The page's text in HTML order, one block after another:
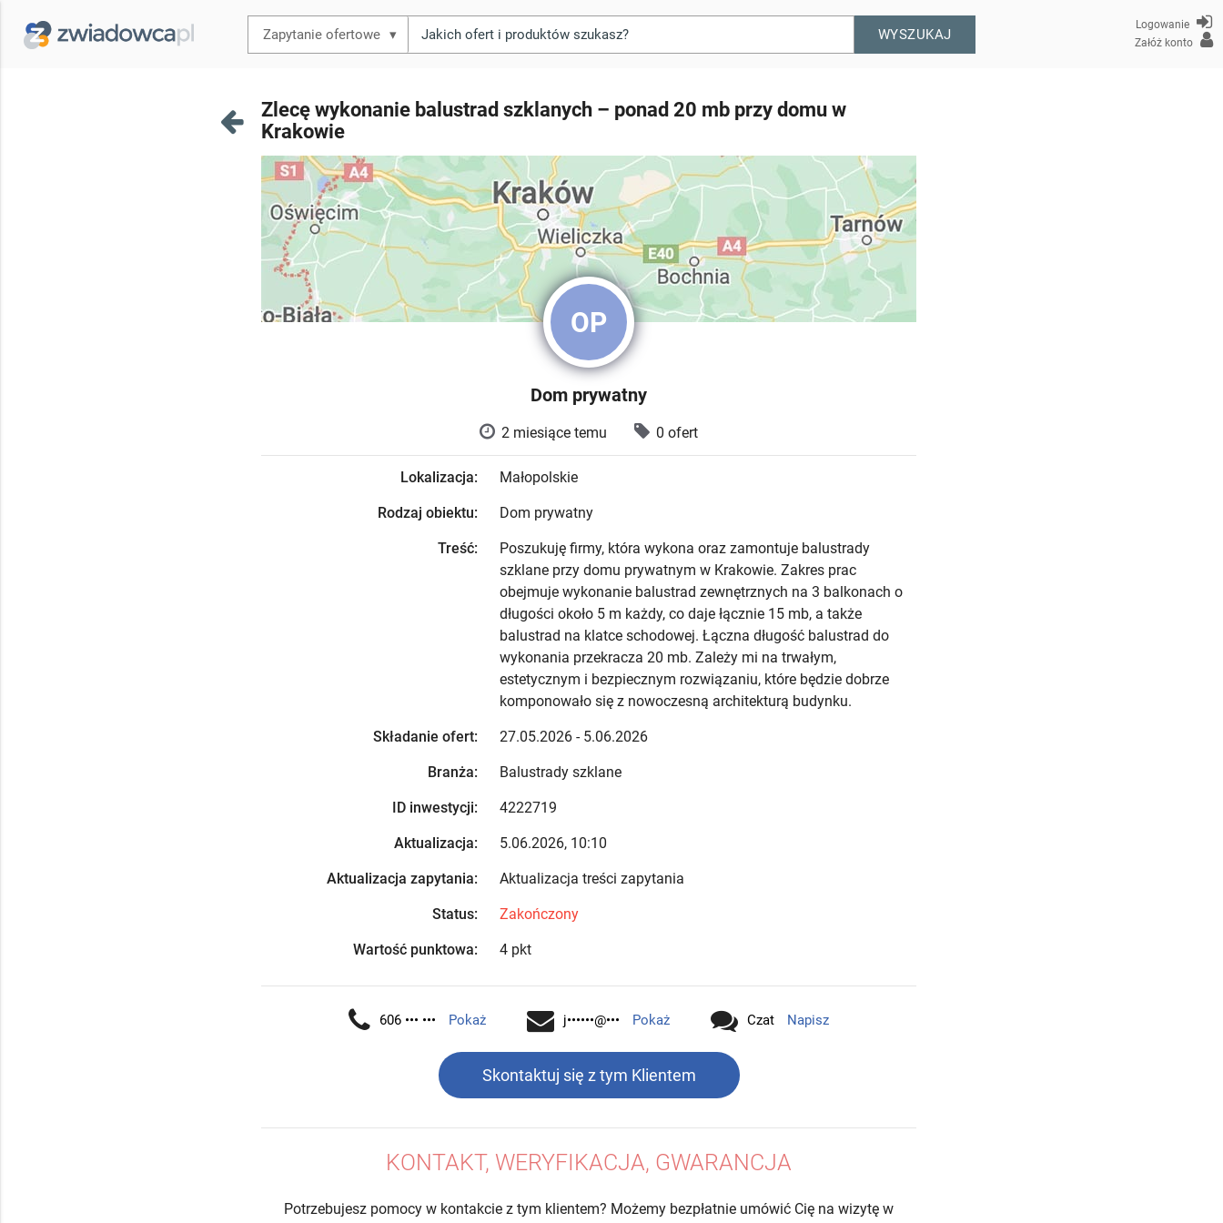
▾ WYSZUKAJ
Logowanie
Załóż konto
Zlecę wykonanie balustrad szklanych – ponad 20 mb przy domu w
Krakowie
OP
Dom prywatny
2 miesiące temu 0 ofert
Lokalizacja: Małopolskie
Rodzaj obiektu: Dom prywatny
Treść:
Poszukuję firmy, która wykona oraz zamontuje balustrady
szklane przy domu prywatnym w Krakowie. Zakres prac
obejmuje wykonanie balustrad zewnętrznych na 3 balkonach o
długości około 5 m każdy, co daje łącznie 15 mb, a także
balustrad na klatce schodowej. Łączna długość balustrad do
wykonania przekracza 20 mb. Zależy mi na trwałym,
estetycznym i bezpiecznym rozwiązaniu, które będzie dobrze
komponowało się z nowoczesną architekturą budynku.
Składanie ofert: 27.05.2026 - 5.06.2026
Branża: Balustrady szklane
ID inwestycji: 4222719
Aktualizacja: 5.06.2026, 10:10
Aktualizacja zapytania: Aktualizacja treści zapytania
Status: Zakończony
Wartość punktowa: 4 pkt
606 ••• ••• Pokaż j••••••@••• Pokaż Czat Napisz
Skontaktuj się z tym Klientem
KONTAKT, WERYFIKACJA, GWARANCJA
Potrzebujesz pomocy w kontakcie z tym klientem? Możemy bezpłatnie umówić Cię na wizytę w